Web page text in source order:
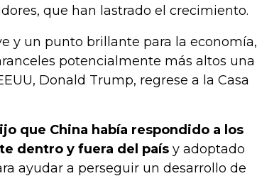
que han lastrado el crecimiento.
y un punto brillante para la economía,
potencialmente más altos una
Donald Trump, regrese a la Casa
que China había respondido a los
dentro y fuera del país y adoptado
ayudar a perseguir un desarrollo de